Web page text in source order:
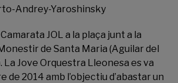
JOL a la plaça junt a la
de Santa Maria (Aguilar del
La Jove Orquestra Lleonesa es va
2014 amb l’objectiu d’abastar un